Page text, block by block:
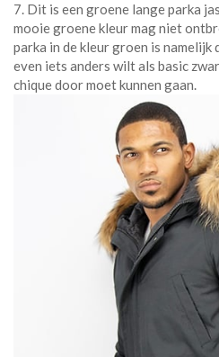
7. Dit is een groene lange parka
mooie groene kleur mag niet
parka in de kleur groen is namelijk
even iets anders wilt als basic
chique door moet kunnen gaan.